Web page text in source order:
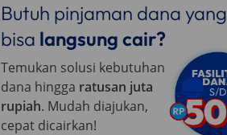
Butuh pinjaman dana yang
bisa langsung cair?
Temukan solusi kebutuhan
dana hingga ratusan juta
rupiah. Mudah diajukan,
cepat dicairkan!